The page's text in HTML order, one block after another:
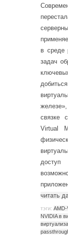
в среде
задач
связке
Virtual
читать
тэги: AMD-
NVIDIA в